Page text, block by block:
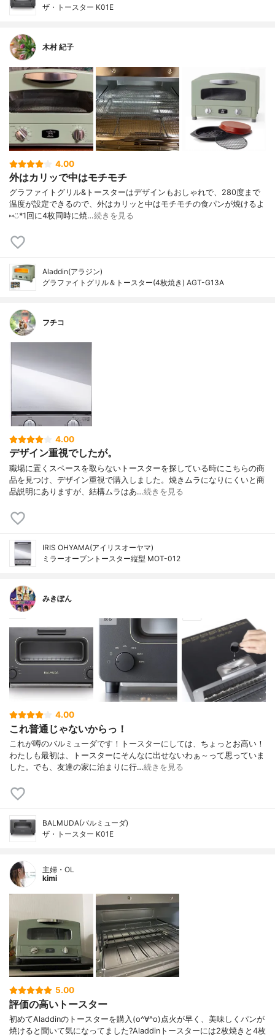
ザ・トースター K01E
木村 紀子
4.00
外はカリッで中はモチモチ
グラファイトグリル&トースターはデザインもおしゃれで、280度まで
温度が設定できるので、外はカリッと中はモチモチの食パンが焼けるよ
⑅︎◡̈︎*1回に4枚同時に焼…続きを見る
Aladdin(アラジン)
グラファイトグリル＆トースター(4枚焼き) AGT-G13A
フチコ
4.00
デザイン重視でしたが。
職場に置くスペースを取らないトースターを探している時にこちらの商
品を見つけ、デザイン重視で購入しました。焼きムラになりにくいと商
品説明にありますが、結構ムラはあ…続きを見る
IRIS OHYAMA(アイリスオーヤマ)
ミラーオーブントースター縦型 MOT-012
みきぽん
4.00
これ普通じゃないからっ！
これが噂のバルミューダです！トースターにしては、ちょっとお高い！
わたしも最初は、トースターにそんなに出せないわぁ～って思っていま
した。でも、友達の家に泊まりに行…続きを見る
BALMUDA(バルミューダ)
ザ・トースター K01E
主婦・OL
kimi
5.00
評価の高いトースター
初めてAladdinのトースターを購入(o^∀^o)点火が早く、美味しくパンが
焼けると聞いて気になってました?Aladdinトースターには2枚焼きと4枚